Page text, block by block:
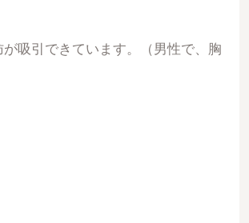
が吸引できています。（男性で、胸